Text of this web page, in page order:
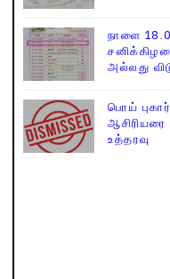
நாளை
அல்லது
பொய்
ஆசிரியரை
உத்தரவு